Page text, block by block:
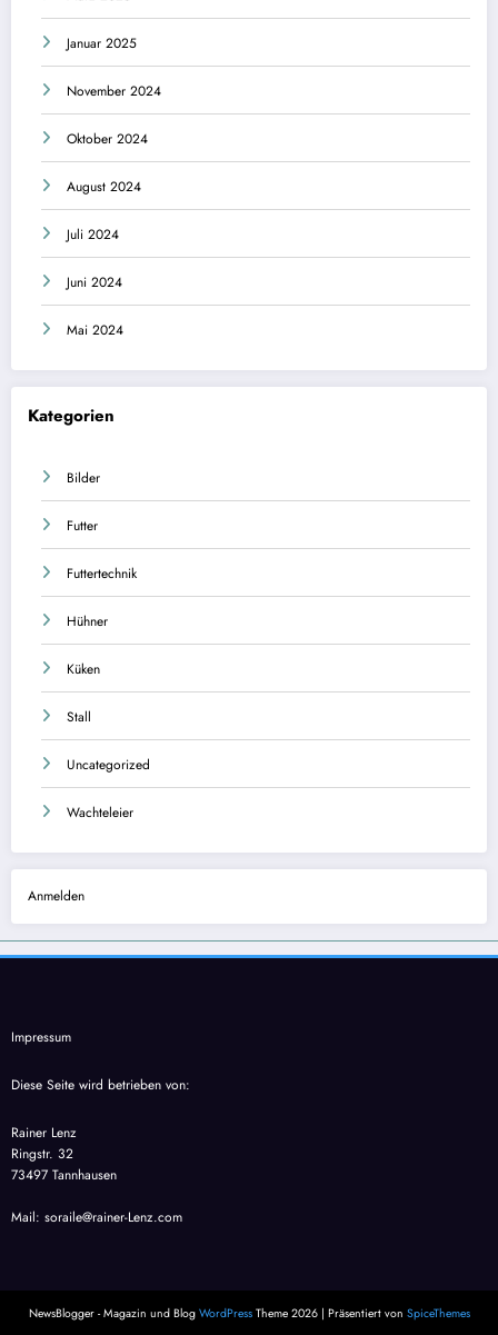
Januar 2025
November 2024
Oktober 2024
August 2024
Juli 2024
Juni 2024
Mai 2024
Kategorien
Bilder
Futter
Futtertechnik
Hühner
Küken
Stall
Uncategorized
Wachteleier
Anmelden
Impressum
Diese Seite wird betrieben von:
Rainer Lenz
Ringstr. 32
73497 Tannhausen
Mail: soraile@rainer-Lenz.com
NewsBlogger - Magazin und Blog WordPressTheme 2026 | Präsentiert von SpiceThemes